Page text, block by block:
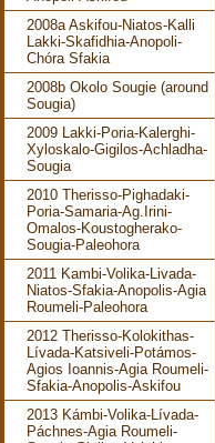
2008a Askifou-Niatos-Kalli
Lakki-Skafidhia-Anopoli-
Chóra Sfakia
2008b Okolo Sougie (around
Sougia)
2009 Lakki-Poria-Kalerghi-
Xyloskalo-Gigilos-Achladha-
Sougia
2010 Therisso-Pighadaki-
Poria-Samaria-Ag.Irini-
Omalos-Koustogherako-
Sougia-Paleohora
2011 Kambi-Volika-Livada-
Niatos-Sfakia-Anopolis-Agia
Roumeli-Paleohora
2012 Therisso-Kolokithas-
Lívada-Katsiveli-Potámos-
Agios Ioannis-Agia Roumeli-
Sfakia-Anopolis-Askifou
2013 Kámbi-Volika-Lívada-
Páchnes-Agia Roumeli-